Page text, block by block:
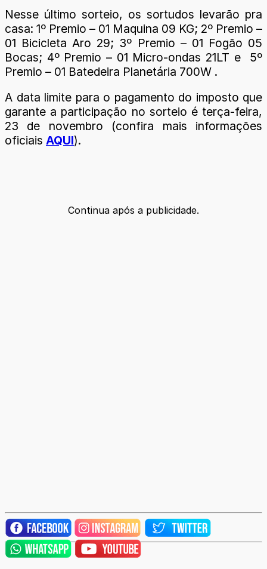
Nesse último sorteio, os sortudos levarão pra
casa: 1º Premio – 01 Maquina 09 KG; 2º Premio –
01 Bicicleta Aro 29; 3º Premio – 01 Fogão 05
Bocas; 4º Premio – 01 Micro-ondas 21LT e 5º
Premio – 01 Batedeira Planetária 700W .
A data limite para o pagamento do imposto que
garante a participação no sorteio é terça-feira,
23 de novembro (confira mais informações
oficiais AQUI).
Continua após a publicidade.